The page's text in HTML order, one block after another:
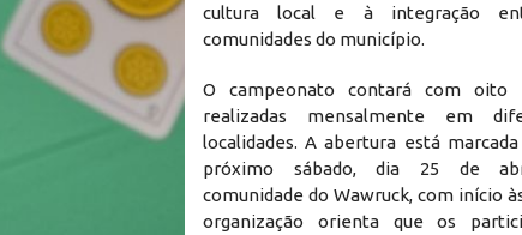
cultura local e à integração
comunidades do município.
O campeonato contará com oito
realizadas mensalmente em
localidades. A abertura está
próximo sábado, dia 25 de
comunidade do Wawruck, com início
organização orienta que os